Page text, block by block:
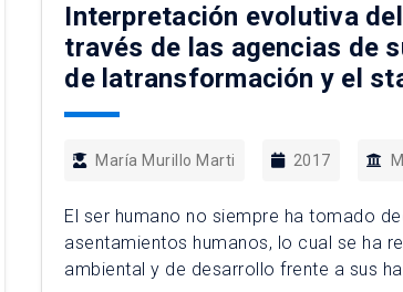
Interpretación evolutiva
través de las agencias de
de latransformación y el
María Murillo Marti 2017
El ser humano no siempre ha tomado
asentamientos humanos, lo cual se ha
ambiental y de desarrollo frente a sus